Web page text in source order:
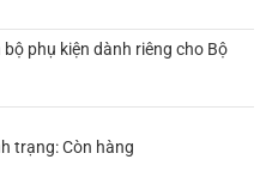
phụ kiện dành riêng cho Bộ
trạng:Còn hàng